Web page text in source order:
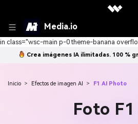
Media.io
in class="wsc-main p-0 theme-banana
Crea imágenes IA ilimitadas. 100 %
Inicio > Efectos de imagen AI > F1 AI Photo
Foto F1